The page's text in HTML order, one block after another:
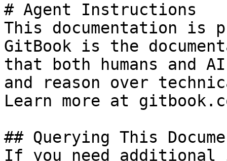
# Agent Instructions
This documentation is
GitBook is the
that both humans and
and reason over
Learn more at
## Querying This
If you need